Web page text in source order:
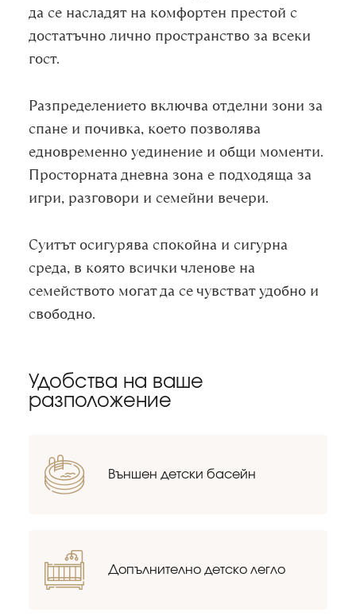
да се насладят на комфортен престой с
достатъчно лично пространство за всеки
гост.
Разпределението включва отделни зони за
спане и почивка, което позволява
едновременно уединение и общи моменти.
Просторната дневна зона е подходяща за
игри, разговори и семейни вечери.
Суитът осигурява спокойна и сигурна
среда, в която всички членове на
семейството могат да се чувстват удобно и
свободно.
Удобства на ваше
разположение
Външен детски басейн
Допълнително детско легло